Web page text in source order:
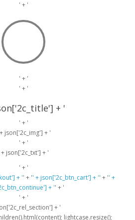
' + '
' + '
' + '
+ '
' + '
json['2c_img'] + '
' + '
+ json['2c_txt'] + '
' + '
+ '' + '' + json['2c_btn_cart'] + '' + '' +
+ '' + '
' + '
+ '
lightcase.resize();